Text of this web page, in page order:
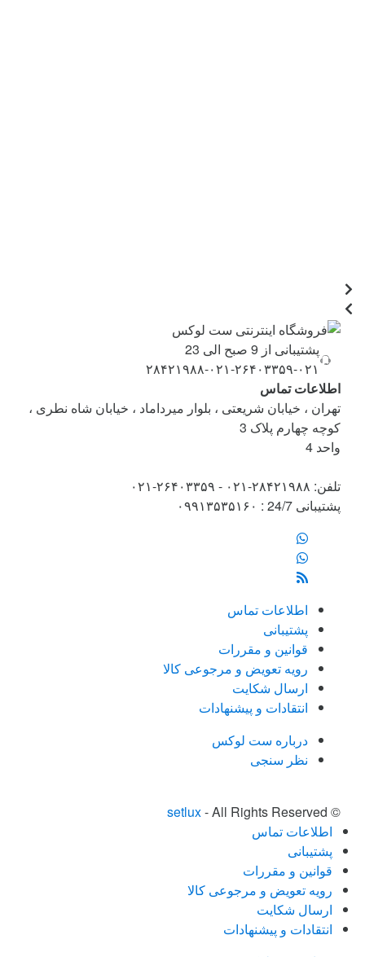
پشتیبانی از 9 صبح الی 23
۰۲۱-۲۶۴۰۳۳۵۹-۰۲۱-۲۸۴۲۱۹۸۸
اطلاعات تماس
تهران ، خیابان شریعتی ، بلوار میرداماد ، خیابان شاه نطری ،
کوچه چهارم پلاک 3
واحد 4
تلفن: ۲۸۴۲۱۹۸۸-۰۲۱ - ۲۶۴۰۳۳۵۹-۰۲۱
پشتیبانی 24/7 : ۰۹۹۱۳۵۳۵۱۶۰
اطلاعات تماس
پشتیبانی
قوانین و مقررات
رویه تعویض و مرجوعی کالا
ارسال شکایت
انتقادات و پیشنهادات
درباره ست لوکس
نظر سنجی
©
setlux- All Rights Reserved
اطلاعات تماس
پشتیبانی
قوانین و مقررات
رویه تعویض و مرجوعی کالا
ارسال شکایت
انتقادات و پیشنهادات